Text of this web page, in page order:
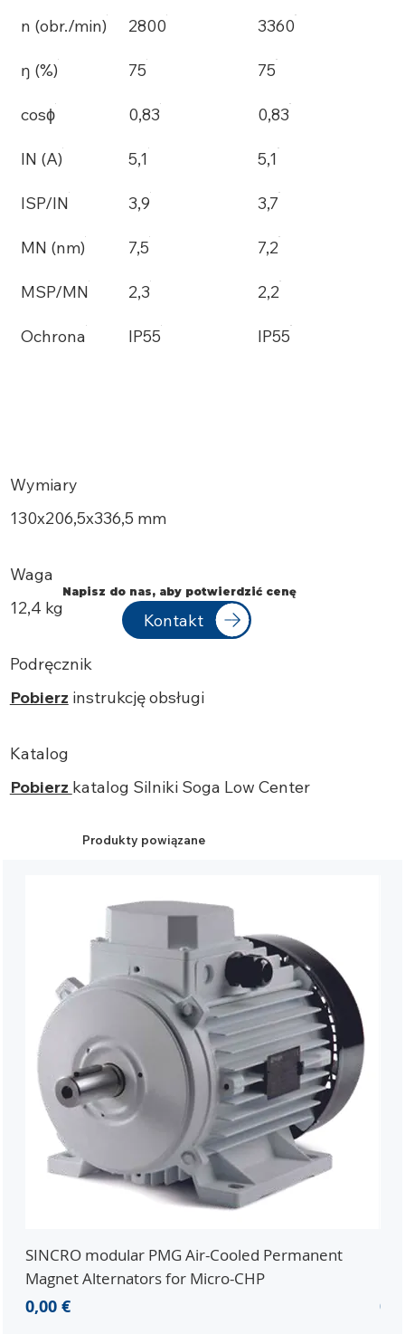
n (obr./min) 2800 3360
ŋ (%) 75 75
cosϕ 0,83 0,83
IN (A) 5,1 5,1
ISP/IN 3,9 3,7
MN (nm) 7,5 7,2
MSP/MN 2,3 2,2
Ochrona IP55 IP55
Wymiary
130х206,5x336,5 mm
Waga
12,4 kg
Podręcznik
Pobierz instrukcję obsługi
Katalog
Pobierz katalog Silniki Soga Low Center
Napisz do nas, aby potwierdzić cenę
Kontakt
Produkty powiązane
SINCRO modular PMG Air-Cooled Permanent
Magnet Alternators for Micro-CHP
Cena
0,00 €